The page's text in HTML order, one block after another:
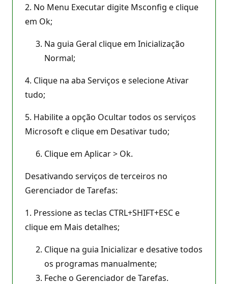
2. No Menu Executar digite Msconfig e clique
em Ok;
Na guia Geral clique em Inicialização
Normal;
4. Clique na aba Serviços e selecione Ativar
tudo;
5. Habilite a opção Ocultar todos os serviços
Microsoft e clique em Desativar tudo;
Clique em Aplicar > Ok.
Desativando serviços de terceiros no
Gerenciador de Tarefas:
1. Pressione as teclas CTRL+SHIFT+ESC e
clique em Mais detalhes;
Clique na guia Inicializar e desative todos
os programas manualmente;
Feche o Gerenciador de Tarefas.